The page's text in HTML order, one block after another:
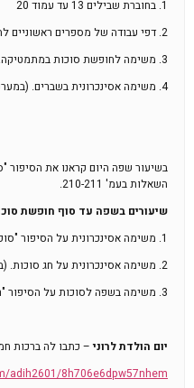
1. בחוברת שבילים 13 עד עמוד 20
2. דפי עבודה של מספרים ראשוניים להגיש אחרי הסגר.
3. משימה לחופשת סוכות במתמטיקה. (במערכת למידה מרחוק)
4. משימה אסינכרונית בשברים. (במערכת למידה מרחוק)
השאלות בעמ' 210-211.
שיעורים בשפה עד סוף חופשת
1. משימה אסינכרונית על הסיפור "סוכה רחבת ידיים". (במערכת למידה מרחוק)
2. משימה אסינכרונית על חג סוכות. (במערכת למידה מרחוק)
3. משימה בשפה לסוכות על הסיפור "רסטות". (במערכת למידה מרחוק)
יום הולדת לרוני– כתבו לה ברכות
adih2601/8h706e6dpw57nhem